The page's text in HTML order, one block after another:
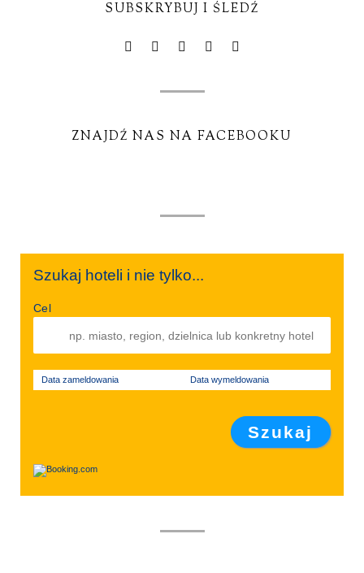
SUBSKRYBUJ I ŚLEDŹ
ZNAJDŹ NAS NA FACEBOOKU
Szukaj hoteli i nie tylko...
Cel
Data zameldowania Data wymeldowania